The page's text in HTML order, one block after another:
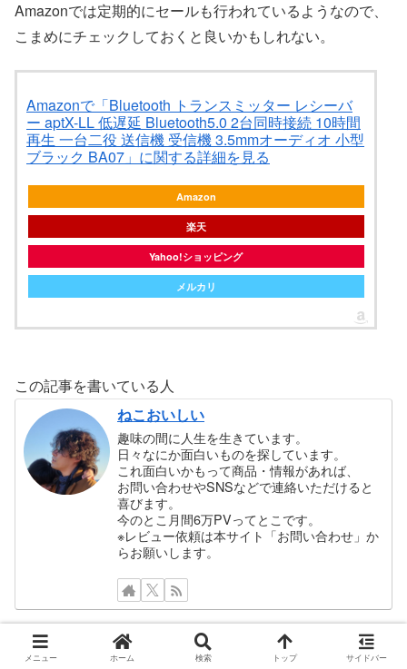
Amazonでは定期的にセールも行われているようなので、
こまめにチェックしておくと良いかもしれない。
Amazonで「Bluetooth トランスミッター レシーバ
ー aptX-LL 低遅延 Bluetooth5.0 2台同時接続 10時間
再生 一台二役 送信機 受信機 3.5mmオーディオ 小型
ブラック BA07」に関する詳細を見る
Amazon
楽天
Yahoo!ショッピング
メルカリ
この記事を書いている人
ねこおいしい
趣味の間に人生を生きています。
日々なにか面白いものを探しています。
これ面白いかもって商品・情報があれば、
お問い合わせやSNSなどで連絡いただけると
喜びます。
今のとこ月間6万PVってとこです。
※レビュー依頼は本サイト「お問い合わせ」か
らお願いします。
レビュー Bluetooth TaoTronics
ガジェット
メニュー ホーム 検索 トップ サイドバー